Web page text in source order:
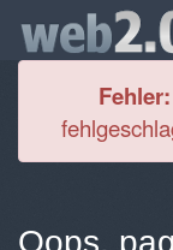
Fehler:
Oops,